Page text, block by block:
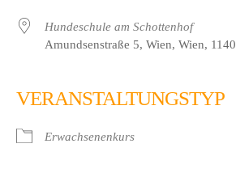
Hundeschule am Schottenhof
Amundsenstraße 5, Wien, Wien, 1140
VERANSTALTUNGSTYP
Erwachsenenkurs